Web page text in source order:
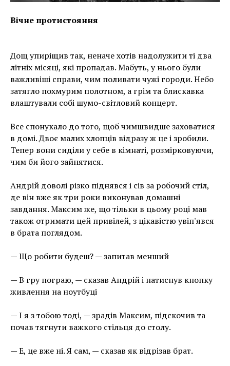
Вічне протистояння
Дощ упиріщив так, неначе хотів надолужити ті два
літніх місяці, які пропадав. Мабуть, у нього були
важливіші справи, чим поливати чужі городи. Небо
затягло похмурим полотном, а грім та блискавка
влаштували собі шумо-світловий концерт.
Все спонукало до того, щоб чимшвидше заховатися
в домі. Двоє малих хлопців відразу ж це і зробили.
Тепер вони сиділи у себе в кімнаті, розмірковуючи,
чим би його зайнятися.
Андрій доволі різко піднявся і сів за робочий стіл,
де він вже як три роки виконував домашні
завдання. Максим же, що тільки в цьому році мав
також отримати цей привілей, з цікавістю увіп'явся
в брата поглядом.
— Що робити будеш? — запитав менший
— В гру пограю, — сказав Андрій і натиснув кнопку
живлення на ноутбуці
— І я з тобою тоді, — зрадів Максим, підскочив та
почав тягнути важкого стільця до столу.
— Е, це вже ні. Я сам, — сказав як відрізав брат.